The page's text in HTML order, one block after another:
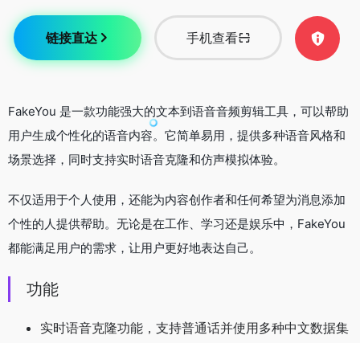
链接直达 手机查看
FakeYou 是一款功能强大的文本到语音音频剪辑工具，可以帮助
用户生成个性化的语音内容。它简单易用，提供多种语音风格和
场景选择，同时支持实时语音克隆和仿声模拟体验。
不仅适用于个人使用，还能为内容创作者和任何希望为消息添加
个性的人提供帮助。无论是在工作、学习还是娱乐中，FakeYou
都能满足用户的需求，让用户更好地表达自己。
功能
实时语音克隆功能，支持普通话并使用多种中文数据集